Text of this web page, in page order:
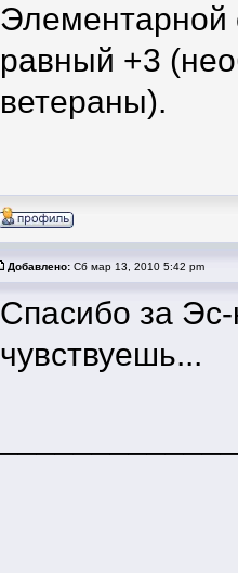
Элементарной
равный +3
ветераны).
Добавлено: Сб мар 13, 2010 5:42 pm
Спасибо за Эс-
чувствуешь...